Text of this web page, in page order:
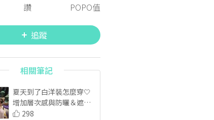
讚 POPO值
追蹤
相關筆記
夏天到了白洋裝怎麼穿🤍
增加層次感與防曬＆遮手
臂肉肉的神器｜
298